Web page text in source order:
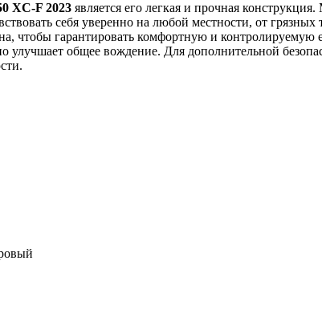
XC-F 2023 является его легкая и прочная
себя уверенно на любой местности, от
чтобы гарантировать комфортную и
общее вождение. Для дополнительной